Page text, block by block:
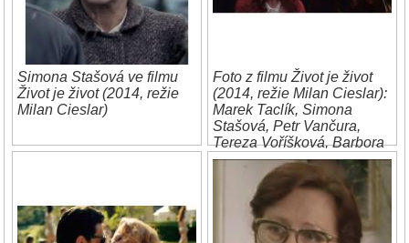
Simona Stašová ve filmu
Život je život (2014, režie
Milan Cieslar)
Foto z filmu Život je život
(2014, režie Milan Cieslar):
Marek Taclík, Simona
Stašová, Petr Vančura,
Tereza Voříšková, Barbora
Poláková a Sára Sandeva.